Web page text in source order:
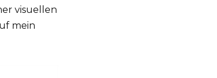
visuellen
mein